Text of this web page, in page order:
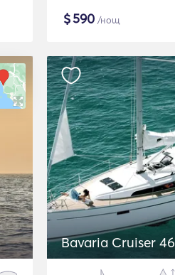
$590 /нощ
Bavaria Cruiser 46